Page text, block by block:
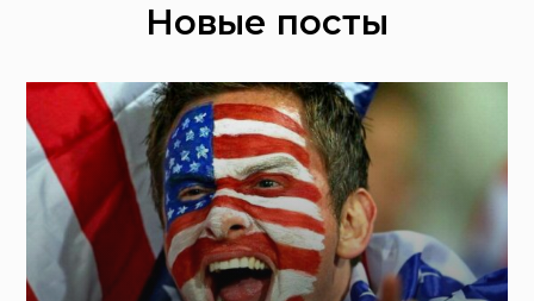
Новые посты